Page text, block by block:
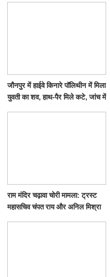
जौनपुर में हाईवे किनारे पॉलिथीन में मिला
युवती का शव, हाथ-पैर मिले कटे, जांच में
राम मंदिर चढ़ावा चोरी मामला: ट्रस्ट
महासचिव चंपत राय और अनिल मिश्रा